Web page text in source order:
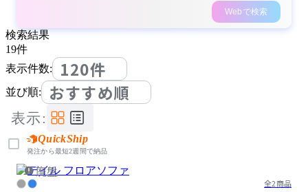
Webで検索
検索結果
19件
表示件数:
120件
並び順: おすすめ順
表示:
QuickShip
発注から最短2週間で納品
廃盤
全2商品